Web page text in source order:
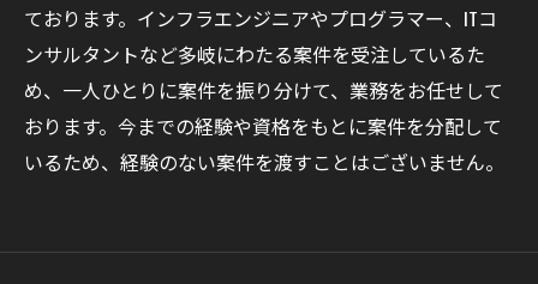
ております。インフラエンジニアやプログラマー、ITコ
ンサルタントなど多岐にわたる案件を受注しているた
め、一人ひとりに案件を振り分けて、業務をお任せして
おります。今までの経験や資格をもとに案件を分配して
いるため、経験のない案件を渡すことはございません。